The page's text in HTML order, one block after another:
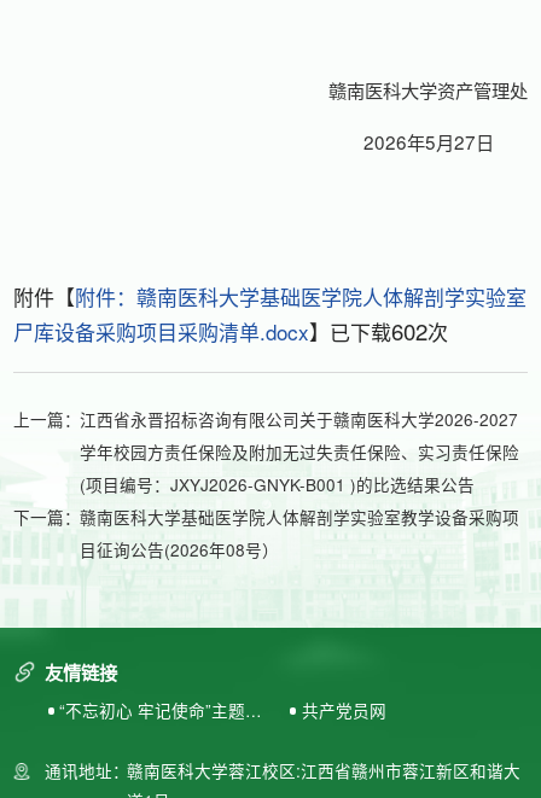
赣南医科大学资产管理处
2026年5月27日
附件【附件：赣南医科大学基础医学院人体解剖学实验室
尸库设备采购项目采购清单.docx】已下载602次
上一篇：江西省永晋招标咨询有限公司关于赣南医科大学2026-2027
学年校园方责任保险及附加无过失责任保险、实习责任保险
(项目编号：JXYJ2026-GNYK-B001 )的比选结果公告
下一篇：赣南医科大学基础医学院人体解剖学实验室教学设备采购项
目征询公告(2026年08号）
友情链接
“不忘初心 牢记使命”主题教
共产党员网
通讯地址：赣南医科大学蓉江校区:江西省赣州市蓉江新区和谐大